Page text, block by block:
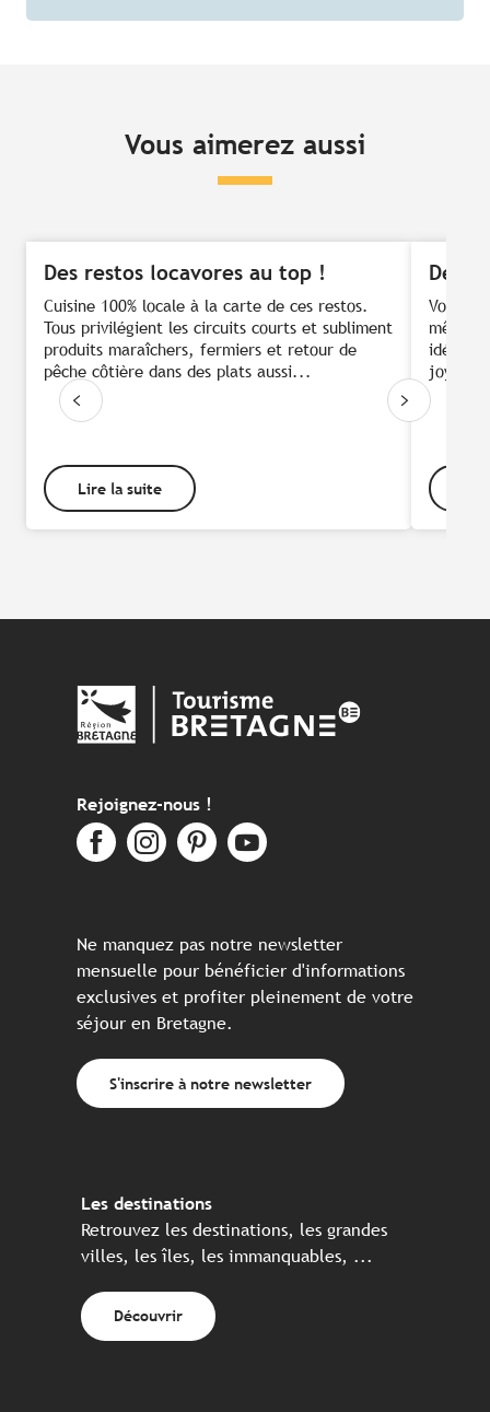
Vous aimerez aussi
Des restos locavores au top !
Cuisine 100% locale à la carte de ces restos.
Tous privilégient les circuits courts et subliment
produits maraîchers, fermiers et retour de
pêche côtière dans des plats aussi...
Lire la suite
Des
Voir
même
idée !
Rejoignez-nous !
Ne manquez pas notre newsletter
mensuelle pour bénéficier d'informations
exclusives et profiter pleinement de votre
séjour en Bretagne.
S'inscrire à notre newsletter
Les destinations
Retrouvez les destinations, les grandes
villes, les îles, les immanquables, ...
Découvrir